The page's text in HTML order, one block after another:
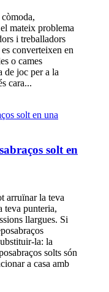
mateix problema
i treballadors
converteixen en
o cames
joc per a la
cara...
solt en
arruïnar la teva
teva punteria,
llargues. Si
la: la
solts són
a casa amb